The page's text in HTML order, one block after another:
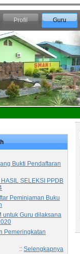
Profil Guru
Bukti Pendaftaran
HASIL SELEKSI PPDB
Peminjaman Buku
untuk Guru dilaksana
Pemeringkatan
:: Selengkapnya